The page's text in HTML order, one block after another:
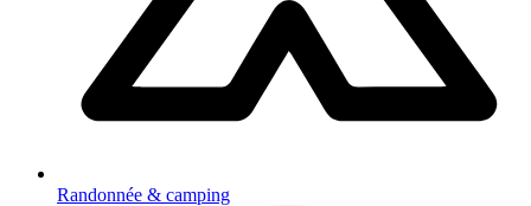
Randonnée & camping